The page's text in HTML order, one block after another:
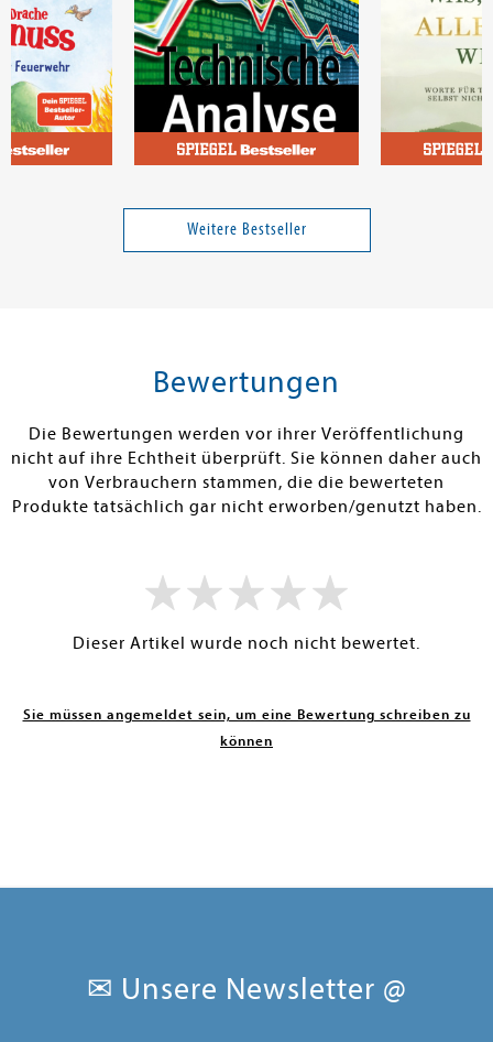
Technische Analyse der
Finanzmärkte
Warenkorb
Weitere Bestseller
Bewertungen
Die Bewertungen werden vor ihrer Veröffentlichung
nicht auf ihre Echtheit überprüft. Sie können daher auch
von Verbrauchern stammen, die die bewerteten
Produkte tatsächlich gar nicht erworben/genutzt haben.
Dieser Artikel wurde noch nicht bewertet.
Sie müssen angemeldet sein, um eine Bewertung schreiben zu
können
✉ Unsere Newsletter @